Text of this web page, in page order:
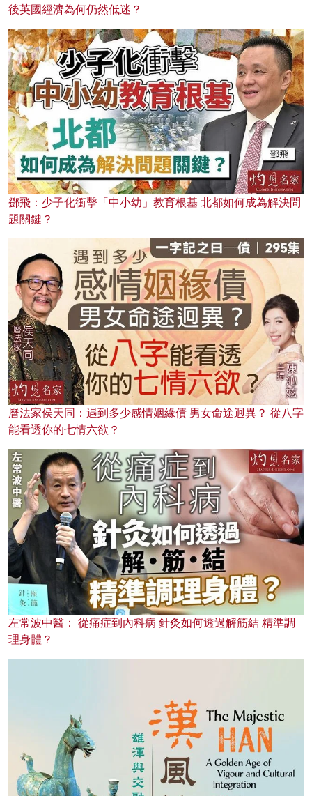
後英國經濟為何仍然低迷？
鄧飛：少子化衝擊「中小幼」教育根基 北都如何成為解決問
題關鍵？
曆法家侯天同：遇到多少感情姻緣債 男女命途迥異？ 從八字
能看透你的七情六欲？
左常波中醫： 從痛症到內科病 針灸如何透過解筋結 精準調
理身體？